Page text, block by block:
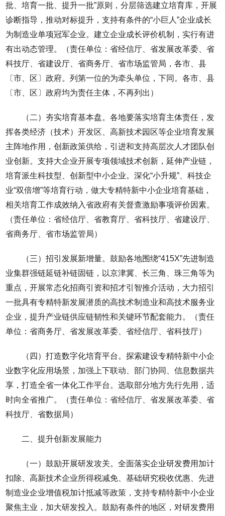
批、培育一批、提升一批”原则，分层筛选建立培育库，开展
诊断指导，推动对标提升，支持有条件的“小巨人”企业成长
为制造业单项冠军企业。建立企业成长评价机制，实行有进
有出动态管理。（责任单位：省经信厅、省发展改革委、省
科技厅、省建设厅、省商务厅、省市场监管局，各市、县
〔市、区〕政府。列第一位的为牵头单位，下同。各市、县
〔市、区〕政府均为责任主体，不再列出）
（二）夯实培育基本盘。各地要落实培育主体责任，发
挥各类经济（技术）开发区、高新技术园区等企业培育发展
主阵地作用，创新政策供给，引进和支持高层次人才团队创
业创新。支持大企业开展专项领域技术创新，延伸产业链，
培育派生科技型、创新型中小企业。深化“小升规”、科技企
业“双倍增”等培育行动，做大专精特新中小企业培育基础，
相关培育工作成效纳入省政府有关督查激励事项评价因素。
（责任单位：省经信厅、省教育厅、省科技厅、省建设厅、
省商务厅、省市场监管局）
（三）招引发展新增量。鼓励各地围绕“415X”先进制造
业集群强链延链补链固链，以京津冀、长三角、珠三角等为
重点，开展常态化招商引资和招才引智推介活动，大力招引
一批具有专精特新发展潜质的高技术制造业和高技术服务业
企业，提升产业链供应链韧性和关键环节配套能力。（责任
单位：省商务厅、省发展改革委、省经信厅、省科技厅）
（四）打造数字化培育平台。探索建设专精特新中小企
业数字化应用场景，加强上下联动、部门协同、信息数据共
享，打造全省一体化工作平台。选取部分地方先行先用，适
时向全省推广。（责任单位：省经信厅、省发展改革委、省
科技厅、省数据局）
二、提升创新发展能力
（一）鼓励开展研发攻关。全面落实企业研发费用加计
扣除、高新技术企业所得税减免、基础研究税收优惠、先进
制造业企业增值税加计抵减等政策，支持专精特新中小企业
聚焦主业，加大研发投入。鼓励有条件的地区，对研发费用